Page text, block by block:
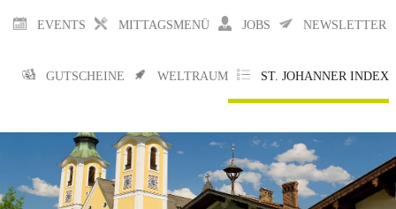
EVENTS MITTAGSMENÜ JOBS NEWSLETTER
GUTSCHEINE WELTRAUM ST. JOHANNER INDEX